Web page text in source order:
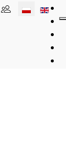
Wybierz swój